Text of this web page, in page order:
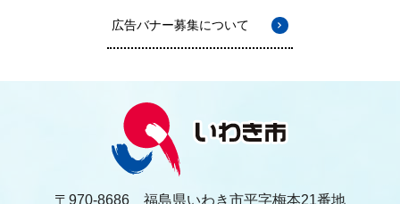
広告バナー募集について
〒970-8686 福島県いわき市平字梅本21番地